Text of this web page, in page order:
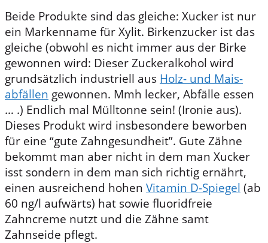
Beide Produkte sind das gleiche: Xucker ist nur
ein Markenname für Xylit. Birkenzucker ist das
gleiche (obwohl es nicht immer aus der Birke
gewonnen wird: Dieser Zuckeralkohol wird
grundsätzlich industriell aus Holz- und Mais­
abfällen gewonnen. Mmh lecker, Abfälle essen
… .) Endlich mal Mülltonne sein! (Ironie aus).
Dieses Produkt wird insbesondere beworben
für eine “gute Zahngesundheit”. Gute Zähne
bekommt man aber nicht in dem man Xucker
isst sondern in dem man sich richtig ernährt,
einen ausreichend hohen Vitamin D-Spiegel (ab
60 ng/l aufwärts) hat sowie fluoridfreie
Zahncreme nutzt und die Zähne samt
Zahnseide pflegt.